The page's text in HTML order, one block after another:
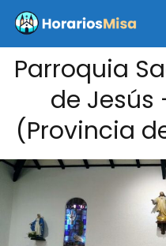
Parroquia
de Jesús
(Provincia